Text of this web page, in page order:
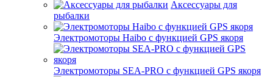
Аксессуары для
рыбалки
Электромоторы Haibo с функцией GPS якоря
Электромоторы SEA-PRO с функцией GPS якоря